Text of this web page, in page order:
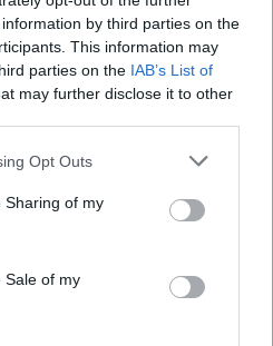
by third parties on the
This information may
parties on the IAB’s List of
may further disclose it to other
Opt Outs
Sharing of my
Sale of my